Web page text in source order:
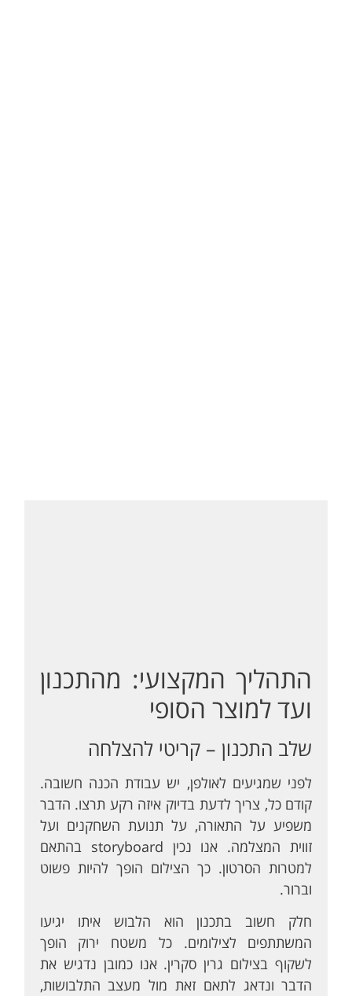
התהליך המקצועי: מהתכנון
ועד למוצר הסופי
שלב התכנון – קריטי להצלחה
לפני שמגיעים לאולפן, יש עבודת הכנה חשובה.
קודם כל, צריך לדעת בדיוק איזה רקע תרצו. הדבר
משפיע על התאורה, על תנועת השחקנים ועל
זווית המצלמה. אנו נכין storyboard בהתאם
למטרות הסרטון. כך הצילום הופך להיות פשוט
וברור.
חלק חשוב בתכנון הוא הלבוש איתו יגיעו
המשתתפים לצילומים. כל משטח ירוק הופך
לשקוף בצילום גרין סקרין. אנו כמובן נדגיש את
הדבר ונדאג לתאם זאת מול מעצב התלבושות,